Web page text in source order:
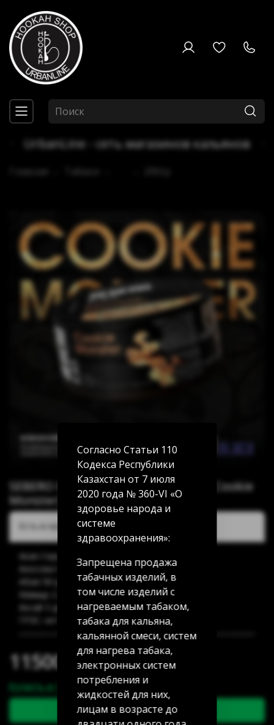
UrbanLine - сеть магазинов кальянов
SEBERO Black Кокосовое печенье (Cookie
Monster) 200г
11500.00 тг
Купить в 1 клик
В корзину
Есть в наличии:
Акан Серы 20/5: нет в наличии
Аносова 91: нет в наличии
Абая 58 (уг Манаса): нет в наличии
Мамыр 2 дом 3: нет в наличии
Аксай 3 дом 7: нет в наличии
ГРЭС: нет в наличии
Согласно Статьи 110
Кодекса Республики
Казахстан от 7 июля
2020 года № 360-VI «О
здоровье народа и
системе
здравоохранения»:
Запрещена продажа
табачных изделий, в
том числе изделий с
нагреваемым табаком,
табака для кальяна,
кальянной смеси, систем
для нагрева табака,
электронных систем
потребления и
жидкостей для них,
лицам в возрасте до